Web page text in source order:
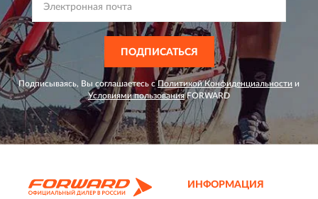
ПОДПИСАТЬСЯ
Подписываясь, Вы соглашаетесь сПолитикой Конфиденциальности и
Условиями пользованияFORWARD
ИНФОРМАЦИЯ